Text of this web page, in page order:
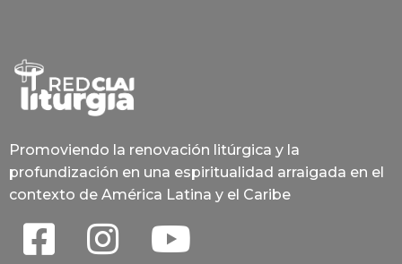
Promoviendo la renovación litúrgica y la
profundización en una espiritualidad arraigada en el
contexto de América Latina y el Caribe